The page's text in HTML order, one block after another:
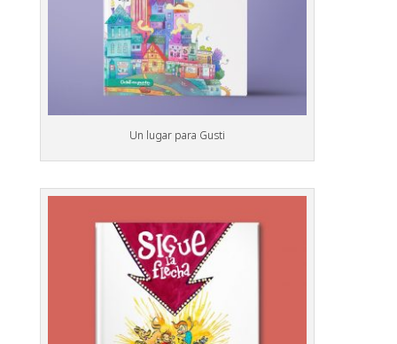
Un lugar para Gusti